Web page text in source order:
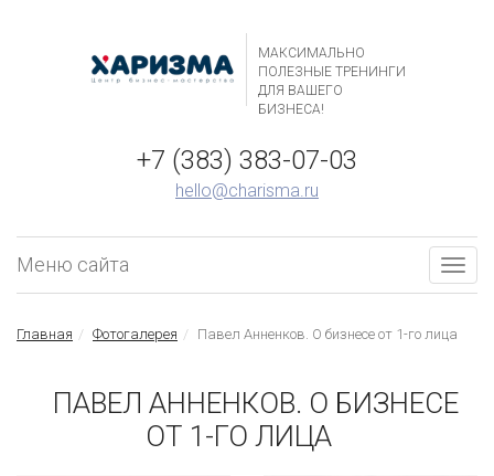
МАКСИМАЛЬНО
ПОЛЕЗНЫЕ ТРЕНИНГИ
ДЛЯ ВАШЕГО
БИЗНЕСА!
+7 (383) 383-07-03
hello@charisma.ru
Меню сайта
Главная Фотогалерея Павел Анненков. О бизнесе от 1-го лица
ПАВЕЛ АННЕНКОВ. О БИЗНЕСЕ
ОТ 1-ГО ЛИЦА